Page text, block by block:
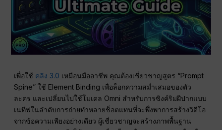
เพื่อใช้ คลิง 3.0 เหมือนมืออาชีพ คุณต้องเชี่ยวชาญสูตร “Prompt
Spine” ใช้ Element Binding เพื่อล็อกความสม่ำเสมอของตัว
ละคร และเปลี่ยนไปใช้โมเดล Omni สำหรับการซิงค์ริมฝีปากแบบ
เนทีฟในลำดับการถ่ายทำหลายช็อตแทนที่จะพึ่งพาการสร้างวิดีโอ
จากข้อความเพียงอย่างเดียว ผู้เชี่ยวชาญจะสร้างภาพพื้นฐาน